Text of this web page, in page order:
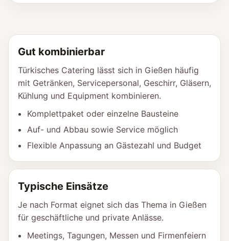
Gut kombinierbar
Türkisches Catering lässt sich in Gießen häufig
mit Getränken, Servicepersonal, Geschirr, Gläsern,
Kühlung und Equipment kombinieren.
Komplettpaket oder einzelne Bausteine
Auf- und Abbau sowie Service möglich
Flexible Anpassung an Gästezahl und Budget
Typische Einsätze
Je nach Format eignet sich das Thema in Gießen
für geschäftliche und private Anlässe.
Meetings, Tagungen, Messen und Firmenfeiern